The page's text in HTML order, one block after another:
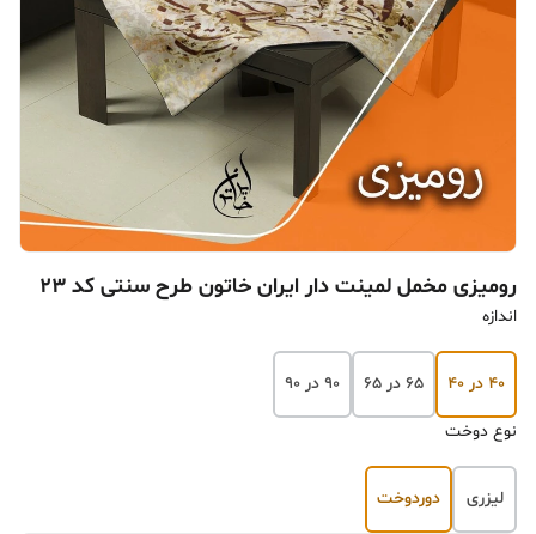
رومیزی مخمل لمینت دار ایران خاتون طرح سنتی کد ۲۳
اندازه
۴۰ در ۴۰ ۶۵ در ۶۵ ۹۰ در ۹۰
نوع دوخت
لیزری دوردوخت